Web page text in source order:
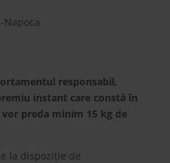
responsabil,
instant care constă în
vor preda minim 15 kg de
la dispoziție de